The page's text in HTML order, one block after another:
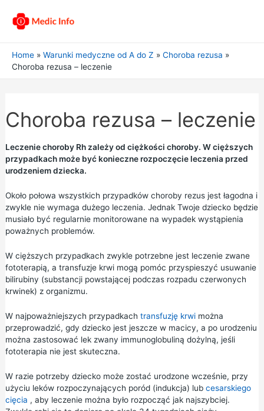
Home Warunki medyczne od A do Z
Choroba rezusa
Choroba rezusa – leczenie
Choroba rezusa – leczenie
Leczenie choroby Rh zależy od ciężkości choroby. W cięższych
przypadkach może być konieczne rozpoczęcie leczenia przed
urodzeniem dziecka.
Około połowa wszystkich przypadków choroby rezus jest łagodna i
zwykle nie wymaga dużego leczenia. Jednak Twoje dziecko będzie
musiało być regularnie monitorowane na wypadek wystąpienia
poważnych problemów.
W cięższych przypadkach zwykle potrzebne jest leczenie zwane
fototerapią, a transfuzje krwi mogą pomóc przyspieszyć usuwanie
bilirubiny (substancji powstającej podczas rozpadu czerwonych
krwinek) z organizmu.
W najpoważniejszych przypadkach transfuzję krwimożna
przeprowadzić, gdy dziecko jest jeszcze w macicy, a po urodzeniu
można zastosować lek zwany immunoglobuliną dożylną, jeśli
fototerapia nie jest skuteczna.
W razie potrzeby dziecko może zostać urodzone wcześnie, przy
użyciu leków rozpoczynających poród (indukcja) lub cesarskiego
cięcia , aby leczenie można było rozpocząć jak najszybciej.